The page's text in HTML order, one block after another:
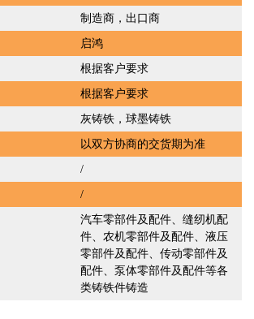
制造商，出口商
启鸿
根据客户要求
根据客户要求
灰铸铁，球墨铸铁
以双方协商的交货期为准
/
/
汽车零部件及配件、缝纫机配
件、农机零部件及配件、液压
零部件及配件、传动零部件及
配件、泵体零部件及配件等各
类铸铁件铸造